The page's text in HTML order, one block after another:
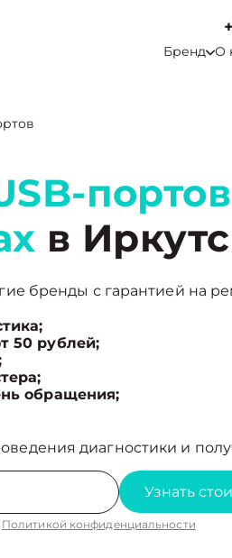
Бренд О
в
бренды с гарантией на
50 рублей;
обращения;
диагностики и
Узнать
Политикой конфиденциальности